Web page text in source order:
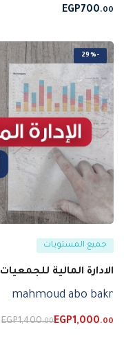
EGP700.00
-29%
جميع المستويات
الادارة المالية للجمعيات
mahmoud abo bakr
EGP1,000.00
EGP1,400.00